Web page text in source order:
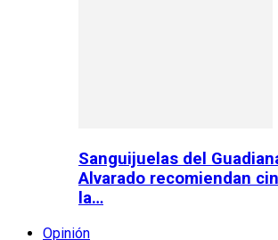
Sanguijuelas del
Alvarado recomiendan
la…
Opinión